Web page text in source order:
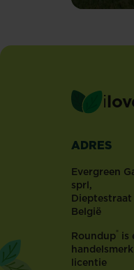
i
ADRES
Evergreen
sprl,
Dieptestraat
België
Roundup® is
licentie